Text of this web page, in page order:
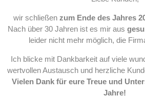
wir schließen zum Ende des Jahres
Nach über 30 Jahren ist es mir aus
leider nicht mehr möglich, die
Ich blicke mit Dankbarkeit auf viele
wertvollen Austausch und herzliche
Vielen Dank für eure Treue und
Jahre!